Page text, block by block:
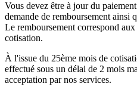
Vous devez être à jour du
demande de remboursement ainsi
Le remboursement correspond
cotisation.
À l'issue du 25ème mois de
effectué sous un délai de 2 mois
acceptation par nos services.